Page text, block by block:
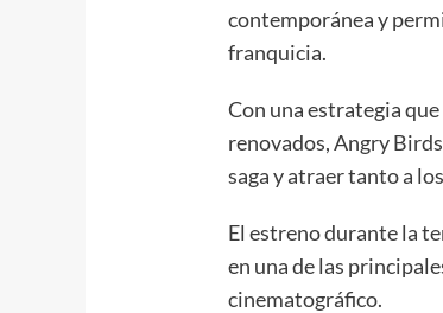
contemporánea y
franquicia.
Con una estrategia
renovados, Angry
saga y atraer tanto a
El estreno durante la
en una de las
cinematográfico.